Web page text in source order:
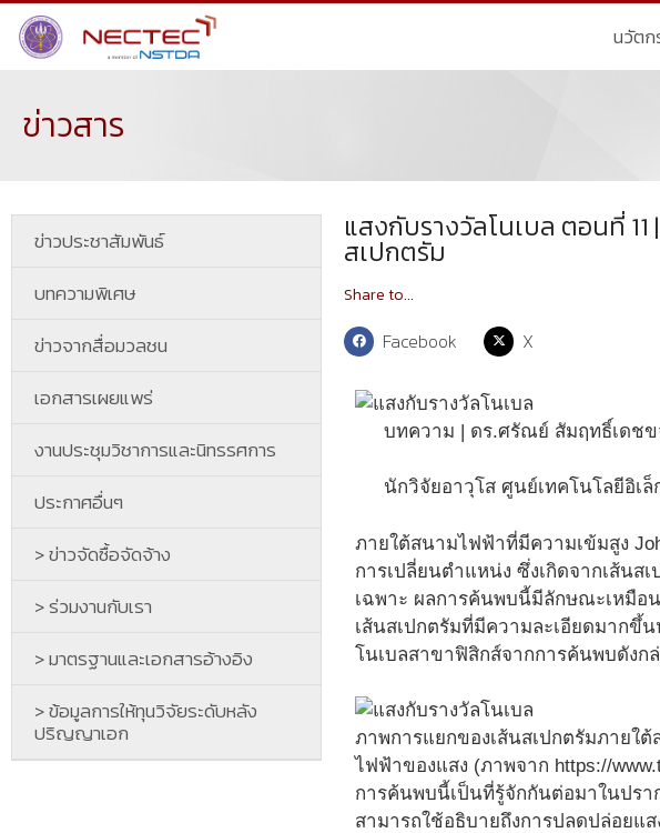
นวัต
ข่าวสาร
ข่าวประชาสัมพันธ์
บทความพิเศษ
ข่าวจากสื่อมวลชน
เอกสารเผยแพร่
งานประชุมวิชาการและนิทรรศการ
ประกาศอื่นๆ
> ข่าวจัดซื้อจัดจ้าง
> ร่วมงานกับเรา
> มาตรฐานและเอกสารอ้างอิง
> ข้อมูลการให้ทุนวิจัยระดับหลัง
ปริญญาเอก
แสงกับรางวัลโนเบล ตอนที่
สเปกตรัม
Share to...
Facebook X
บทความ | ดร.ศรัณย์ สัมฤทธิ์เดชข
นักวิจัยอาวุโส ศูนย์เทคโนโลยีอิเ
ภายใต้สนามไฟฟ้าที่มีความเข้มสูง
การเปลี่ยนตำแหน่ง ซึ่งเกิดจากเส้นส
เฉพาะ ผลการค้นพบนี้มีลักษณะเหมือ
เส้นสเปกตรัมที่มีความละเอียดมากขึ้
โนเบลสาขาฟิสิกส์จากการค้นพบดังก
ภาพการแยกของเส้นสเปกตรัมภาย
ไฟฟ้าของแสง (ภาพจาก https://
การค้นพบนี้เป็นที่รู้จักกันต่อมาในปรา
สามารถใช้อธิบายถึงการปลดปล่อยแ